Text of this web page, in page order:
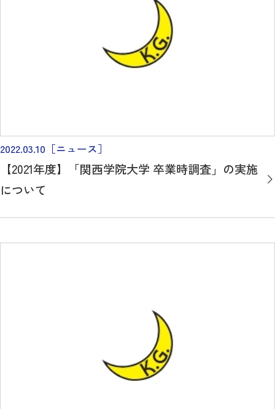
2022.03.10 ［ニュース］
【2021年度】「関西学院大学 卒業時調査」の実施
について